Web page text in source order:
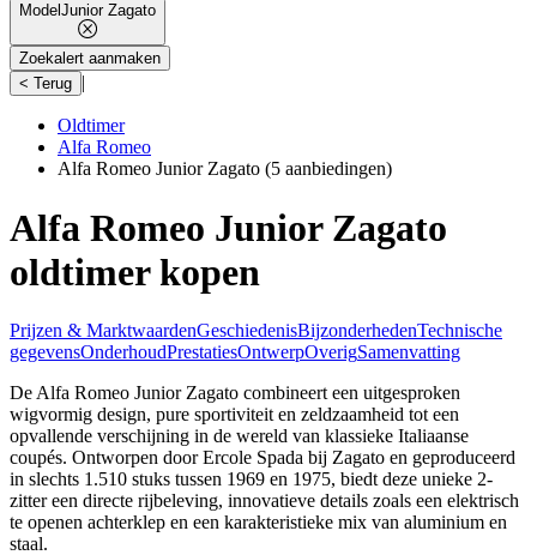
Model Junior Zagato
Zoekalert aanmaken
< Terug |
Oldtimer
Alfa Romeo
Alfa Romeo Junior Zagato (5 aanbiedingen)
Alfa Romeo Junior Zagato
oldtimer kopen
Prijzen & MarktwaardenGeschiedenisBijzonderhedenTechnische
gegevensOnderhoudPrestatiesOntwerpOverigSamenvatting
De Alfa Romeo Junior Zagato combineert een uitgesproken
wigvormig design, pure sportiviteit en zeldzaamheid tot een
opvallende verschijning in de wereld van klassieke Italiaanse
coupés. Ontworpen door Ercole Spada bij Zagato en geproduceerd
in slechts 1.510 stuks tussen 1969 en 1975, biedt deze unieke 2-
zitter een directe rijbeleving, innovatieve details zoals een elektrisch
te openen achterklep en een karakteristieke mix van aluminium en
staal.